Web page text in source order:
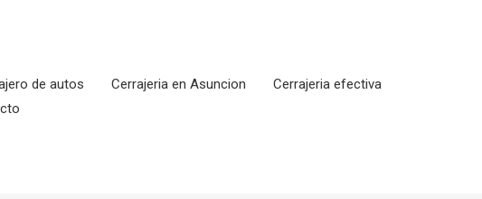
de autos Cerrajeria en Asuncion
Cerrajeria efectiva